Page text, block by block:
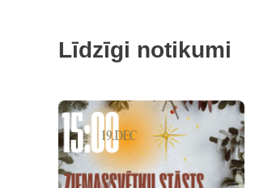
Līdzīgi notikumi